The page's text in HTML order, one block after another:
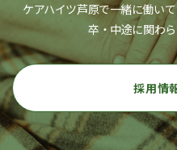
ケアハイツ芦原で一緒に働い
卒・中途に関わ
採用情